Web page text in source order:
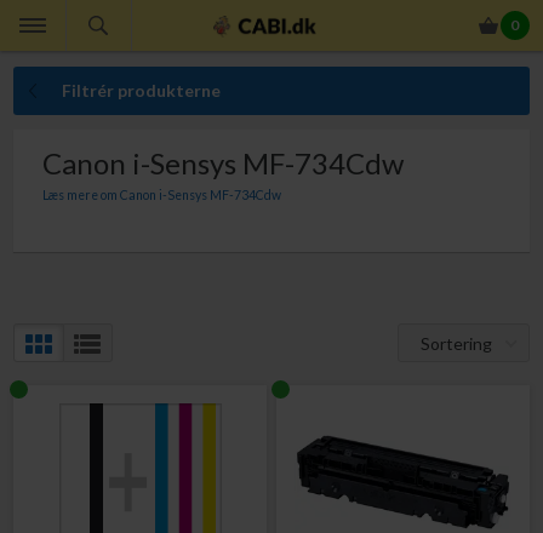
0
Filtrér produkterne
Canon i-Sensys MF-734Cdw
Læs mere om Canon i-Sensys MF-734Cdw
Sortering